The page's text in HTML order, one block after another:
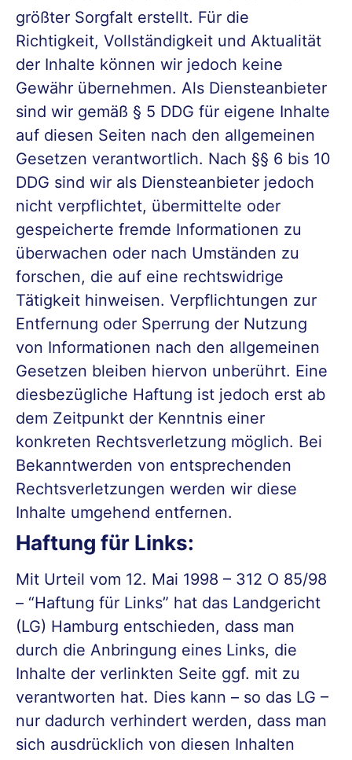
größter Sorgfalt erstellt. Für die
Richtigkeit, Vollständigkeit und Aktualität
der Inhalte können wir jedoch keine
Gewähr übernehmen. Als Diensteanbieter
sind wir gemäß § 5 DDG für eigene Inhalte
auf diesen Seiten nach den allgemeinen
Gesetzen verantwortlich. Nach §§ 6 bis 10
DDG sind wir als Diensteanbieter jedoch
nicht verpflichtet, übermittelte oder
gespeicherte fremde Informationen zu
überwachen oder nach Umständen zu
forschen, die auf eine rechtswidrige
Tätigkeit hinweisen. Verpflichtungen zur
Entfernung oder Sperrung der Nutzung
von Informationen nach den allgemeinen
Gesetzen bleiben hiervon unberührt. Eine
diesbezügliche Haftung ist jedoch erst ab
dem Zeitpunkt der Kenntnis einer
konkreten Rechtsverletzung möglich. Bei
Bekanntwerden von entsprechenden
Rechtsverletzungen werden wir diese
Inhalte umgehend entfernen.
Haftung für Links:
Mit Urteil vom 12. Mai 1998 – 312 O 85/98
– “Haftung für Links” hat das Landgericht
(LG) Hamburg entschieden, dass man
durch die Anbringung eines Links, die
Inhalte der verlinkten Seite ggf. mit zu
verantworten hat. Dies kann – so das LG –
nur dadurch verhindert werden, dass man
sich ausdrücklich von diesen Inhalten